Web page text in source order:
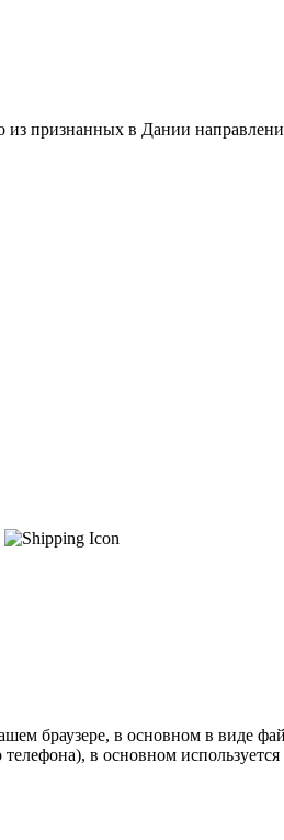
признанных в Дании
браузере, в основном в виде
в основном